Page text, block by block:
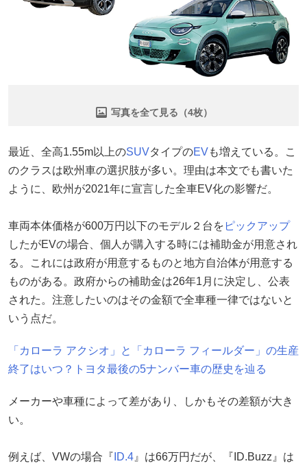
写真を全て見る（4枚）
最近、全高1.55m以上のSUVタイプのEVも増えている。こ
のクラスは欧州車の選択肢が多い。理由は本文でも書いた
ように、欧州が2021年に宣言した全車EV化の影響だ。
車両本体価格が600万円以下のモデル２台を ピックアップ
したがEVの場合、個人が購入する時には補助金が用意され
る。これには政府が用意するものと地方自治体が用意する
ものがある。政府からの補助金は26年1月に決定し、公表
された。注意したいのはその金額で全車種一律ではないと
いう点だ。
「カローラ アクシオ」と「カローラ フィールダー」の生産
終了はいつ？トヨタ最後の5ナンバー車の歴史を辿る
メーカーや車種によって差があり、しかもその差額が大き
い。
例えば、VWの場合『 ID.4 』は66万円だが、『ID.Buzz』は